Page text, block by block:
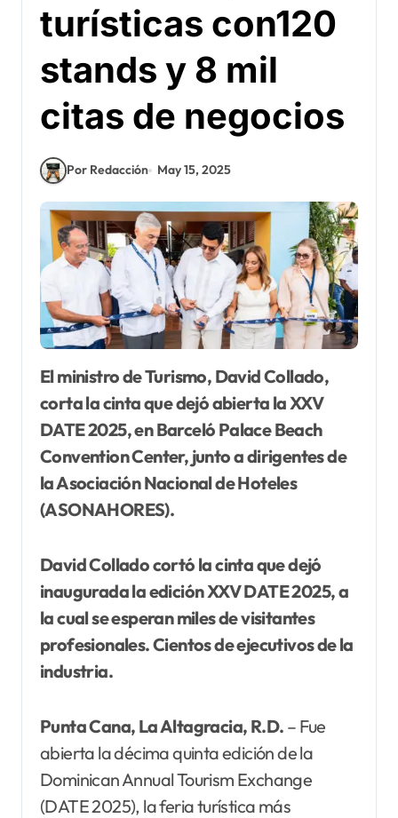
turísticas con120
stands y 8 mil
citas de negocios
Por Redacción May 15, 2025
El ministro de Turismo, David Collado,
corta la cinta que dejó abierta la XXV
DATE 2025, en Barceló Palace Beach
Convention Center, junto a dirigentes de
la Asociación Nacional de Hoteles
(ASONAHORES).
David Collado cortó la cinta que dejó
inaugurada la edición XXV DATE 2025, a
la cual se esperan miles de visitantes
profesionales. Cientos de ejecutivos de la
industria.
Punta Cana, La Altagracia, R.D. – Fue
abierta la décima quinta edición de la
Dominican Annual Tourism Exchange
(DATE 2025), la feria turística más